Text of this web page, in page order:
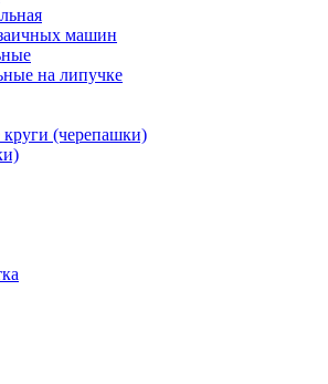
машин
на липучке
(черепашки)